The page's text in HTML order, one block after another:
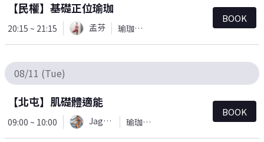
【民權】基礎正位瑜珈
20:15 ~ 21:15 孟芬 瑜珈＆皮拉提斯
BOOK
08/11 (Tue)
【北屯】肌礎體適能
09:00 ~ 10:00 Jaguar 瑜珈＆皮拉提斯
BOOK